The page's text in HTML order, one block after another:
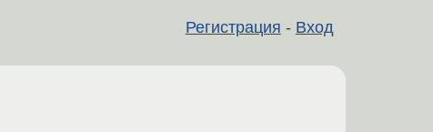
Регистрация - Вход